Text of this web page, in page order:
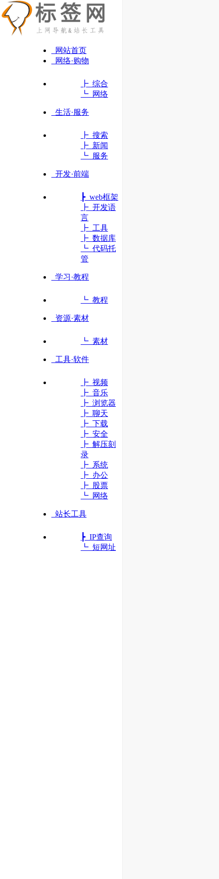
网站首页
网络·购物
┣ 综合
┗ 网络
生活·服务
┣ 搜索
┣ 新闻
┗ 服务
开发·前端
┣ web框架
┣ 开发语
言
┣ 工具
┣ 数据库
┗ 代码托
管
学习·教程
┗ 教程
资源·素材
┗ 素材
工具·软件
┣ 视频
┣ 音乐
┣ 浏览器
┣ 聊天
┣ 下载
┣ 安全
┣ 解压刻
录
┣ 系统
┣ 办公
┣ 股票
┗ 网络
站长工具
┣ IP查询
┗ 短网址
一体贯通 互连有一套